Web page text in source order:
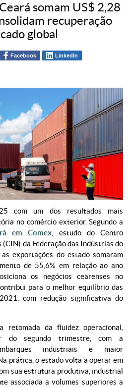
somam US$ 2,28
recuperação
global
Facebook LinkedIn
com um dos resultados mais
no comércio exterior. Segundo a
em Comex , estudo do Centro
da Federação das Indústrias do
exportações do estado somaram
de 55,6% em relação ao ano
os negócios cearenses no
para o melhor equilíbrio das
com redução significativa do
retomada da fluidez operacional,
do segundo trimestre, com a
industriais e maior
prática, o estado volta a operar em
sua estrutura produtiva, industrial
associada a volumes superiores a